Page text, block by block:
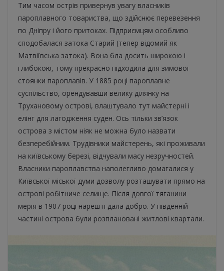
Тим часом острів привернув увагу власників
пароплавного товариства, що здійснює перевезення
по Дніпру і його притоках. Підприємцям особливо
сподобалася затока Старий (тепер відомий як
Матвіївська затока). Вона бла досить широкою і
глибокою, тому прекрасно підходила для зимової
стоянки пароплавів. У 1885 році пароплавне
суспільство, орендувавши велику ділянку на
Трухановому острові, влаштувало тут майстерні і
елінг для лагодження суден. Ось тільки зв’язок
острова з містом ніяк не можна було назвати
безперебійним. Трудівники майстерень, які проживали
на київському березі, відчували масу незручностей.
Власники пароплавства наполегливо домагалися у
Київської міської думи дозволу розташувати прямо на
острові робітниче селище. Після довгої тяганини
мерія в 1907 році нарешті дала добро. У південній
частині острова були розплановані житлові квартали.